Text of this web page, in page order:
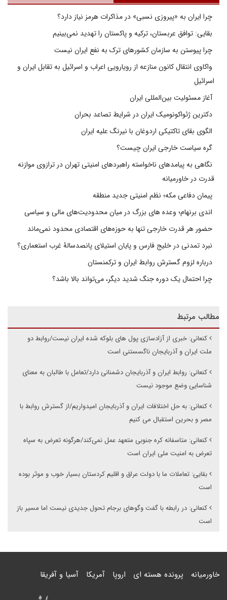
چرا ایران به «پیروزی نسبی» در مذاکرات هرمز نیاز دارد؟
بقایی: توافق عربستان، ترکیه و پاکستان را تهدید نمی‌بینیم
چرا پیوستن به سازمان کشورهای ترک به نفع ایران نیست
واکاوی انتقال کانون منازعه از رویارویی اعراب و اسرائیل به تقابل ایران و
اسرائیل
آغاز مسئولیت بین‌المللی ایران
دکترین ژئواکونومیک ایران در شرایط تصاعد بحران
الگوی بقای تاکتیکی اردوغان با نیرنگ علیه ایران
گره سیاست خارجی ایران چیست؟
نگاهی به پیامدهای ناخواسته راهبردهای امنیتی تهران در ترازوی موازنه
قدرت در خاورمیانه
پیمان دفاعی مکه؛ نظم امنیتی جدید منطقه
اندی برنهام؛ وعده های بزرگ در میان محدودیت‌های مالی و سیاسی
حضور هر قدرت خارجی تنها به حوزه‌های اقتصادی محدود نمی‌ماند
نبرد تمدنی در خلیج فارس و پایان استیلای پانصدسالۀ غرب استعماری؟
درباره لزوم گسترش روابط ایران و ترکمنستان
چرا احتمال یک دوره جنگ شدید دیگر، می‌تواند بالا باشد؟
مطالب مرتبط
کنعانی: خبری از آزادسازی پول های بلوکه شده ایران نیست/روابط دو
ملت ایران و آذربایجان ناگسستنی است
کنعانی: روابط ایران و آذربایجان دشمنانی دارد/تعامل با طالبان به معنای
شناسایی وضع موجود نیست
کنعانی: به حل اختلافات ایران و آذربایجان امیدواریم/از گسترش روابط با
مصر و بحرین استقبال می کنیم
کنعانی: متاسفانه کره جنوبی متعهد عمل نمی‌کند/هرگونه تعرض به سپاه
تعرض به امنیت ملی ایران است
بقایی: تعاملات ما با دولت عراق و اقلیم کردستان بسیار خوب و موثر بوده
است
کنعانی: در رابطه با گفت وگوهای برجام تحول جدیدی نیست اما مسیر باز
است
خاورمیانه پرونده هسته ای اروپا آمریکا آسیا و آفریقا